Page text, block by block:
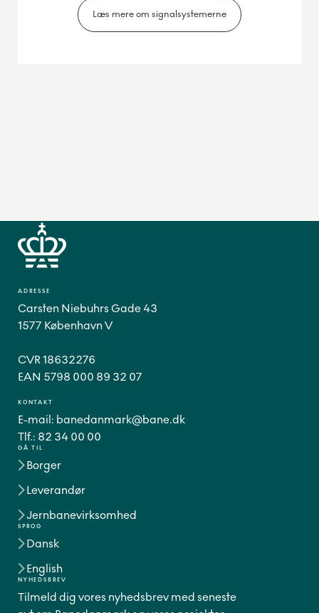
Læs mere om signalsystemerne
GÅ TIL
Borger
Leverandør
Jernbanevirksomhed
SPROG
Dansk
English
ADRESSE
Carsten Niebuhrs Gade 43
1577 København V
CVR 18632276
EAN 5798 000 89 32 07
KONTAKT
E-mail: banedanmark@bane.dk
Tlf.: 82 34 00 00
NYHEDSBREV
Tilmeld dig vores nyhedsbrev med seneste